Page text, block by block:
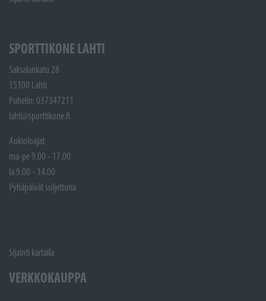
SPORTTIKONE LAHTI
Saksalankatu 28
15100 Lahti
Puhelin: 037347211
lahti@sporttikone.fi
Aukioloajat
ma-pe 9.00 - 17.00
la 9.00 - 14.00
Pyhäpäivät suljettuna
Sijainti kartalla
VERKKOKAUPPA